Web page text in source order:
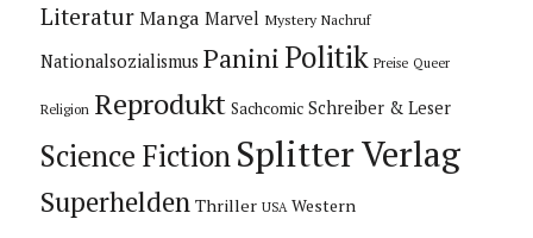
Literatur Manga Marvel Mystery Nachruf
Nationalsozialismus Panini Politik Preise Queer
Religion Reprodukt Sachcomic Schreiber & Leser
Science Fiction Splitter Verlag
Superhelden Thriller USA Western